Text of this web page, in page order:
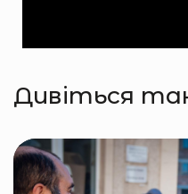
Дивіться